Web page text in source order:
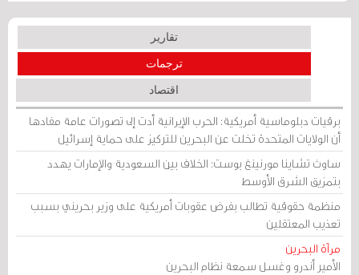
تقارير
ترجمات
اقتصاد
برقيات دبلوماسية أمريكية: الحرب الإيرانية أدت إلى تصورات عامة مفادها
أن الولايات المتحدة تخلت عن البحرين للتركيز على حماية إسرائيل
ساوث تشاينا مورنينغ بوست: الخلاف بين السعودية والإمارات يهدد
بتمزيق الشرق الأوسط
منظمة حقوقية تطالب بفرض عقوبات أمريكية على وزير بحريني بسبب
تعذيب المعتقلين
مرآة البحرين
الأمير أندرو وغسل سمعة نظام البحرين